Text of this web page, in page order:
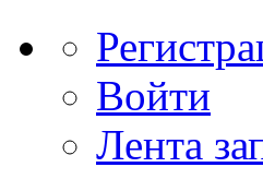
Войти
Лента